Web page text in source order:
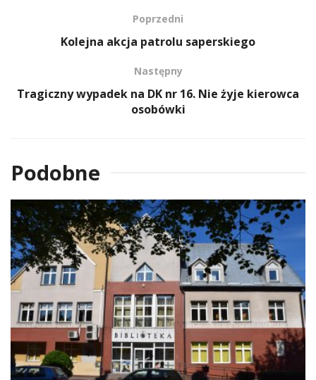
Poprzedni
Kolejna akcja patrolu saperskiego
Następny
Tragiczny wypadek na DK nr 16. Nie żyje kierowca
osobówki
Podobne